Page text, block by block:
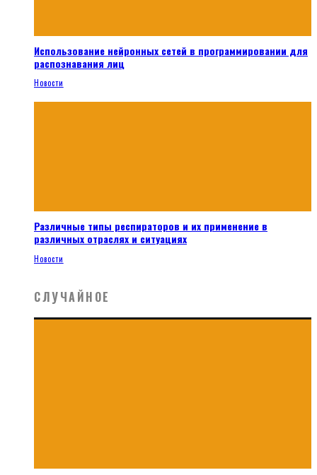
Использование нейронных сетей в программировании для
распознавания лиц
Новости
Различные типы респираторов и их применение в
различных отраслях и ситуациях
Новости
СЛУЧАЙНОЕ